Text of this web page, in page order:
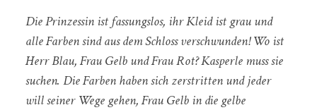
Die Prinzessin ist fassungslos, ihr Kleid ist grau und
alle Farben sind aus dem Schloss verschwunden! Wo ist
Herr Blau, Frau Gelb und Frau Rot? Kasperle muss sie
suchen. Die Farben haben sich zerstritten und jeder
will seiner Wege gehen, Frau Gelb in die gelbe